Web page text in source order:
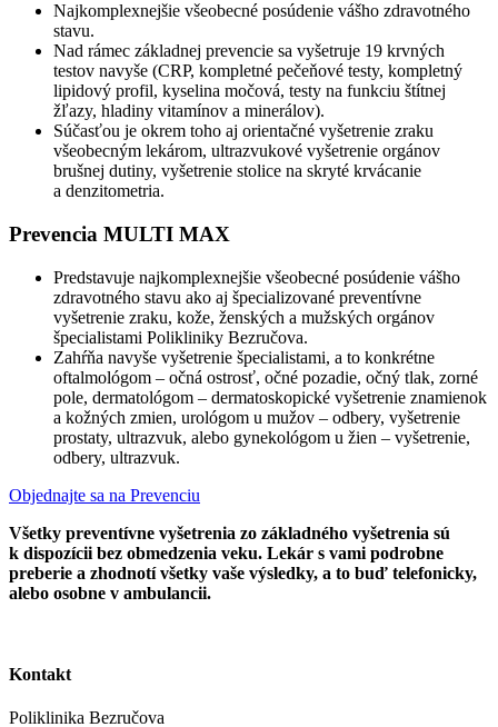
Najkomplexnejšie všeobecné posúdenie vášho zdravotného
stavu.
Nad rámec základnej prevencie sa vyšetruje 19 krvných
testov navyše (CRP, kompletné pečeňové testy, kompletný
lipidový profil, kyselina močová, testy na funkciu štítnej
žľazy, hladiny vitamínov a minerálov).
Súčasťou je okrem toho aj orientačné vyšetrenie zraku
všeobecným lekárom, ultrazvukové vyšetrenie orgánov
brušnej dutiny, vyšetrenie stolice na skryté krvácanie
a denzitometria.
Prevencia MULTI MAX
Predstavuje najkomplexnejšie všeobecné posúdenie vášho
zdravotného stavu ako aj špecializované preventívne
vyšetrenie zraku, kože, ženských a mužských orgánov
špecialistami Polikliniky Bezručova.
Zahŕňa navyše vyšetrenie špecialistami, a to konkrétne
oftalmológom – očná ostrosť, očné pozadie, očný tlak, zorné
pole, dermatológom – dermatoskopické vyšetrenie znamienok
a kožných zmien, urológom u mužov – odbery, vyšetrenie
prostaty, ultrazvuk, alebo gynekológom u žien – vyšetrenie,
odbery, ultrazvuk.
Objednajte sa na Prevenciu
Všetky preventívne vyšetrenia zo základného vyšetrenia sú
k dispozícii bez obmedzenia veku. Lekár s vami podrobne
preberie a zhodnotí všetky vaše výsledky, a to buď telefonicky,
alebo osobne v ambulancii.
Kontakt
Poliklinika Bezručova